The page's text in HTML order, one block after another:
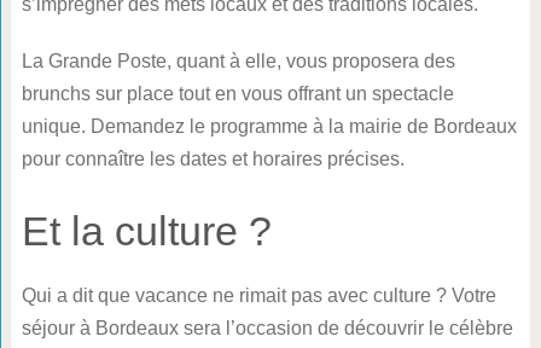
La Grande Poste, quant à elle, vous proposera des
brunchs sur place tout en vous offrant un spectacle
unique. Demandez le programme à la mairie de Bordeaux
pour connaître les dates et horaires précises.
Et la culture ?
Qui a dit que vacance ne rimait pas avec culture ? Votre
séjour à Bordeaux sera l’occasion de découvrir le célèbre